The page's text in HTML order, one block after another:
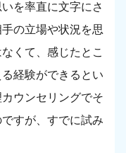
を率直に文字にさ
の立場や状況を思
くて、感じたとこ
経験ができるとい
ウンセリングでそ
すが、すでに試み